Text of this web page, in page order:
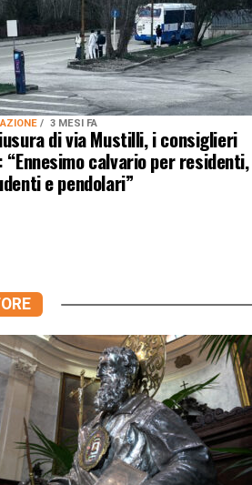
3 MESI FA
di via Mustilli, i consiglieri
“Ennesimo calvario per residenti,
e pendolari”